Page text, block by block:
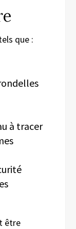
que :
à tracer
être